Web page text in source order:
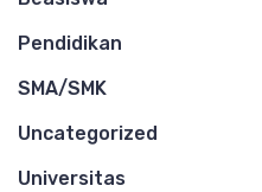
Pendidikan
SMA/SMK
Uncategorized
Universitas